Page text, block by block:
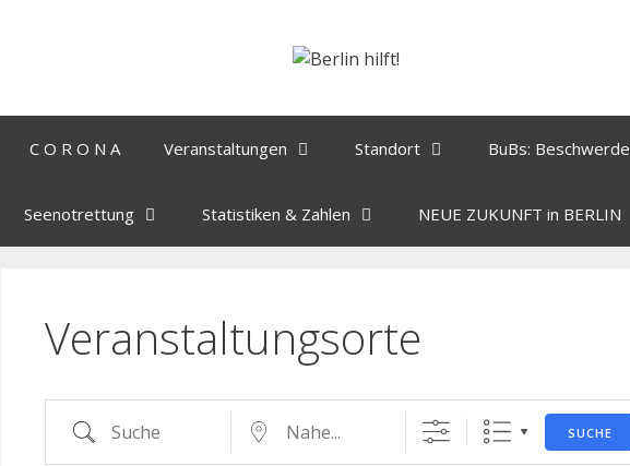
C O R O N A Veranstaltungen Standort BuBs: Beschwerde
Seenotrettung Statistiken & Zahlen NEUE ZUKUNFT in BERLIN
Veranstaltungsorte
SUCHE